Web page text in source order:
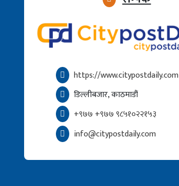
https://www.citypostdaily.com
डिल्लीबजार, काठमाडौं
+९७७ +९७७ ९८५१०२२१५३
info@citypostdaily.com